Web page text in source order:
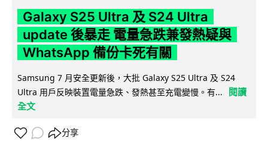
Galaxy S25 Ultra 及 S24 Ultra
update 後暴走 電量急跌兼發熱疑與
WhatsApp 備份卡死有關
Samsung 7 月安全更新後，大批 Galaxy S25 Ultra 及 S24
Ultra 用戶反映裝置電量急跌、發熱甚至充電變慢。有...
閱讀
全文
分享